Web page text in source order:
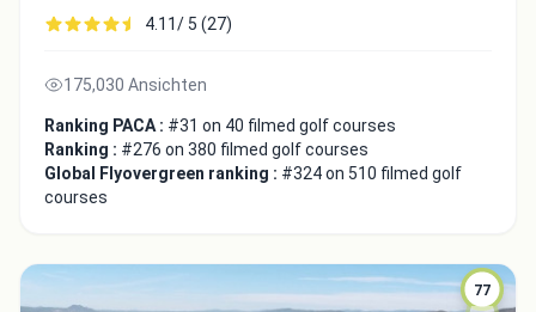
4.11/ 5 (27)
175,030 Ansichten
Ranking PACA : #31 on 40 filmed golf courses
Ranking : #276 on 380 filmed golf courses
Global Flyovergreen ranking : #324 on 510 filmed golf
courses
77